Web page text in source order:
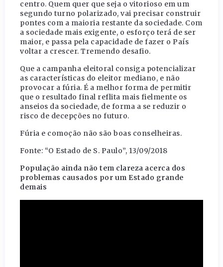
centro. Quem quer que seja o vitorioso em um
segundo turno polarizado, vai precisar construir
pontes com a maioria restante da sociedade. Com
a sociedade mais exigente, o esforço terá de ser
maior, e passa pela capacidade de fazer o País
voltar a crescer. Tremendo desafio.
Que a campanha eleitoral consiga potencializar
as características do eleitor mediano, e não
provocar a fúria. É a melhor forma de permitir
que o resultado final reflita mais fielmente os
anseios da sociedade, de forma a se reduzir o
risco de decepções no futuro.
Fúria e comoção não são boas conselheiras.
Fonte: “O Estado de S. Paulo”, 13/09/2018
População ainda não tem clareza acerca dos
problemas causados por um Estado grande
demais